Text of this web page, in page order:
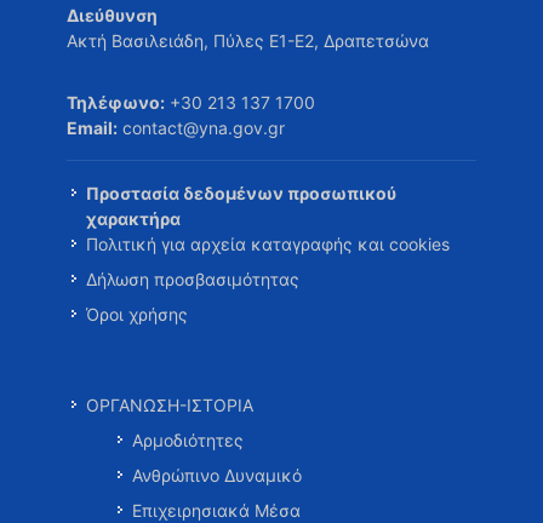
Διεύθυνση
Ακτή Βασιλειάδη, Πύλες Ε1-Ε2, Δραπετσώνα
Τηλέφωνο: +30 213 137 1700
Email: contact@yna.gov.gr
Προστασία δεδομένων προσωπικού
χαρακτήρα
Πολιτική για αρχεία καταγραφής και cookies
Δήλωση προσβασιμότητας
Όροι χρήσης
ΟΡΓΑΝΩΣΗ-ΙΣΤΟΡΙΑ
Αρμοδιότητες
Ανθρώπινο Δυναμικό
Επιχειρησιακά Μέσα